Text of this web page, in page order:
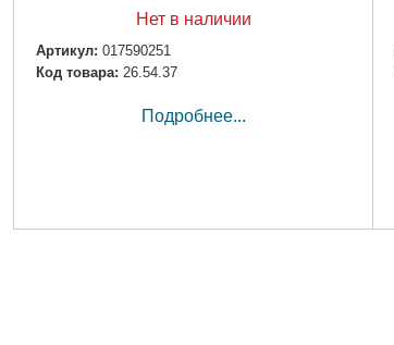
Нет в наличии
Артикул: 017590251
Код товара: 26.54.37
Подробнее...